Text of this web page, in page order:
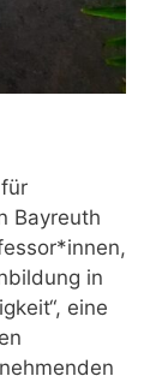
Bayreuth
in
eine